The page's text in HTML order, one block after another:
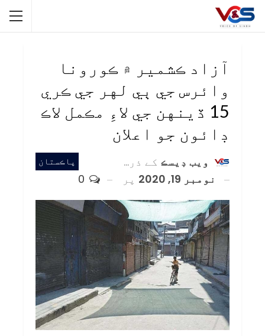
آزاد ڪشمير ۾ ڪورونا
وائرس جي ٻي لهر جي ڪري
15 ڏينهن جي لاءِ مڪمل لاڪ
ڊائون جو اعلان
پاڪستان ويب ڊيسڪ کے ذریعہ
نومبر 19, 2020
پر